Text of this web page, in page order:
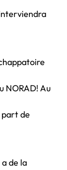
NORAD! Au
part de
de la